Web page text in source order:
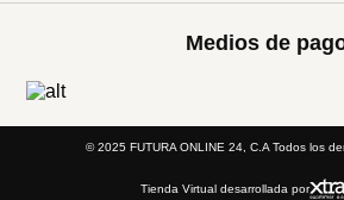
Medios de
© 2025 FUTURA ONLINE 24, C.A Todos los
Tienda Virtual desarrollada por